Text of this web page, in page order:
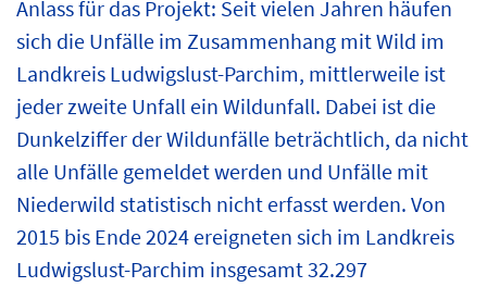
Anlass für das Projekt: Seit vielen Jahren häufen
sich die Unfälle im Zusammenhang mit Wild im
Landkreis Ludwigslust-Parchim, mittlerweile ist
jeder zweite Unfall ein Wildunfall. Dabei ist die
Dunkelziffer der Wildunfälle beträchtlich, da nicht
alle Unfälle gemeldet werden und Unfälle mit
Niederwild statistisch nicht erfasst werden. Von
2015 bis Ende 2024 ereigneten sich im Landkreis
Ludwigslust-Parchim insgesamt 32.297